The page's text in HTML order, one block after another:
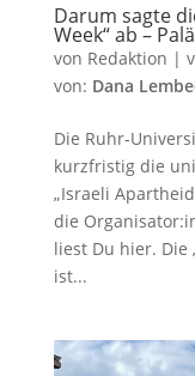
Darum sagte
Week“ ab –
von Redaktion |
von: Dana
Die Ruhr-
kurzfristig die
„Israeli
die
liest Du hier. Die
ist...